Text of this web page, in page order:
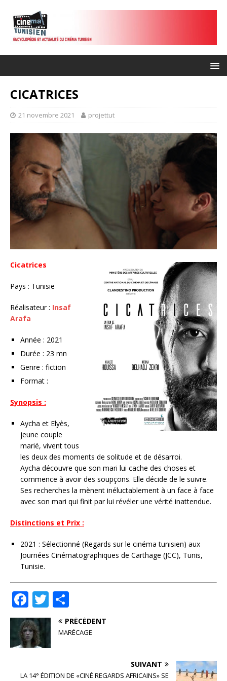
CICATRICES
21 novembre 2021 projettut
Cicatrices
Pays : Tunisie
Réalisateur : Insaf
Arafa
Année : 2021
Durée : 23 mn
Genre : fiction
Format :
Synopsis :
Aycha et Elyès,
jeune couple
marié, vivent tous
les deux des moments de solitude et de désarroi.
Aycha découvre que son mari lui cache des choses et
commence à avoir des soupçons. Elle décide de le suivre.
Ses recherches la mènent inéluctablement à un face à face
avec son mari qui finit par lui révéler une vérité inattendue.
Distinctions et Prix :
2021 : Sélectionné (Regards sur le cinéma tunisien) aux
Journées Cinématographiques de Carthage (JCC), Tunis,
Tunisie.
F
a
c
e
T
w
it
te
ar
ta
PRÉCÉDENT
MARÉCAGE
SUIVANT
LA 14° ÉDITION DE «CINÉ REGARDS AFRICAINS» SE